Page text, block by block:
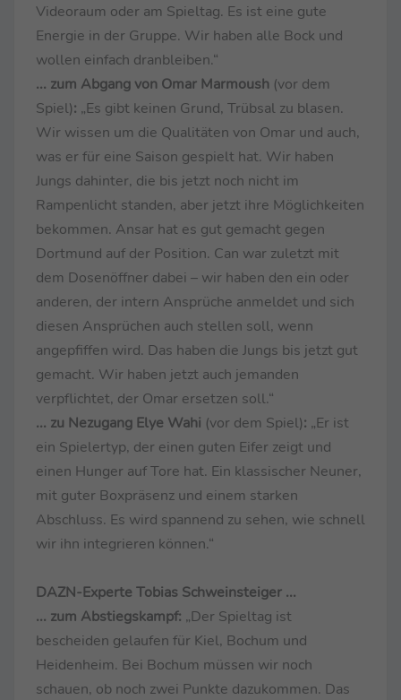
Videoraum oder am Spieltag. Es ist eine gute
Energie in der Gruppe. Wir haben alle Bock und
wollen einfach dranbleiben.“
... zum Abgang von Omar Marmoush (vor dem
Spiel): „Es gibt keinen Grund, Trübsal zu blasen.
Wir wissen um die Qualitäten von Omar und auch,
was er für eine Saison gespielt hat. Wir haben
Jungs dahinter, die bis jetzt noch nicht im
Rampenlicht standen, aber jetzt ihre Möglichkeiten
bekommen. Ansar hat es gut gemacht gegen
Dortmund auf der Position. Can war zuletzt mit
dem Dosenöffner dabei – wir haben den ein oder
anderen, der intern Ansprüche anmeldet und sich
diesen Ansprüchen auch stellen soll, wenn
angepfiffen wird. Das haben die Jungs bis jetzt gut
gemacht. Wir haben jetzt auch jemanden
verpflichtet, der Omar ersetzen soll.“
... zu Nezugang Elye Wahi (vor dem Spiel): „Er ist
ein Spielertyp, der einen guten Eifer zeigt und
einen Hunger auf Tore hat. Ein klassischer Neuner,
mit guter Boxpräsenz und einem starken
Abschluss. Es wird spannend zu sehen, wie schnell
wir ihn integrieren können.“
DAZN-Experte Tobias Schweinsteiger ...
... zum Abstiegskampf: „Der Spieltag ist
bescheiden gelaufen für Kiel, Bochum und
Heidenheim. Bei Bochum müssen wir noch
schauen, ob noch zwei Punkte dazukommen. Das